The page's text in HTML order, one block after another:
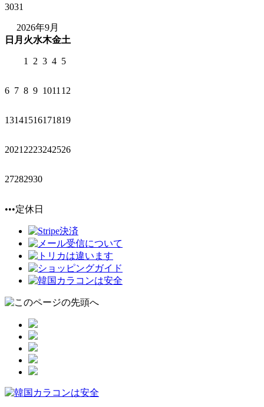
3031
2026年9月
日 月 火水木金土
1 2 3 4 5
6 7 8 9 1011 12
13141516171819
2021 2223242526
27282930
•••定休日